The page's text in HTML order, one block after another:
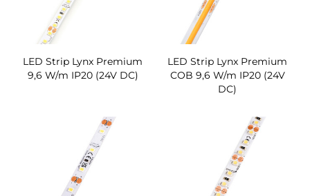
LED Strip Lynx Premium
9,6 W/m IP20 (24V DC)
LED Strip Lynx Premium
COB 9,6 W/m IP20 (24V
DC)